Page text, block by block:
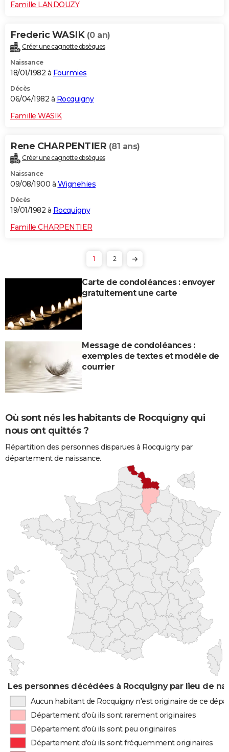
Famille LANDOUZY
Frederic WASIK (0 an)
Créer une cagnotte obsèques
Naissance
18/01/1982 à Fourmies
Décès
06/04/1982 à Rocquigny
Famille WASIK
Rene CHARPENTIER (81 ans)
Créer une cagnotte obsèques
Naissance
09/08/1900 à Wignehies
Décès
19/01/1982 à Rocquigny
Famille CHARPENTIER
1 2
Carte de condoléances : envoyer
gratuitement une carte
Message de condoléances :
exemples de textes et modèle de
courrier
Où sont nés les habitants de Rocquigny qui
nous ont quittés ?
Répartition des personnes disparues à Rocquigny par
département de naissance.
Les personnes décédées à Rocquigny par lieu de
Aucun habitant de Rocquigny n'est originaire de ce
Département d'où ils sont rarement originaires
Département d'où ils sont peu originaires
Département d'où ils sont fréquemment originaires